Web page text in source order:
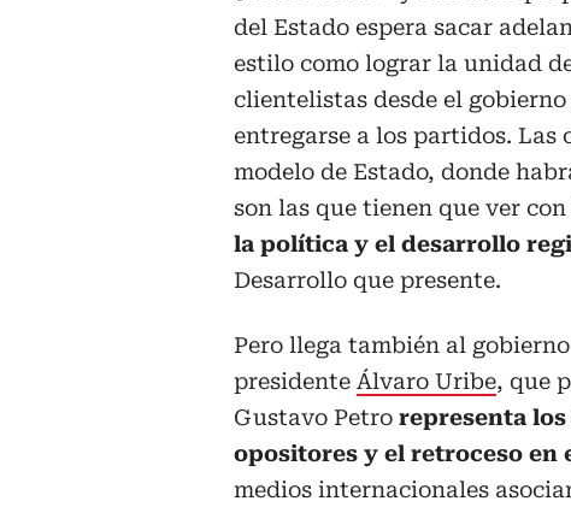
del Estado espera sacar
estilo como lograr la unidad
clientelistas desde el
entregarse a los partidos. Las
modelo de Estado, donde
son las que tienen que ver con
la política y el desarrollo
Desarrollo que presente.
Pero llega también al
presidente Álvaro Uribe, que
Gustavo Petro representa
opositores y el retroceso en
medios internacionales